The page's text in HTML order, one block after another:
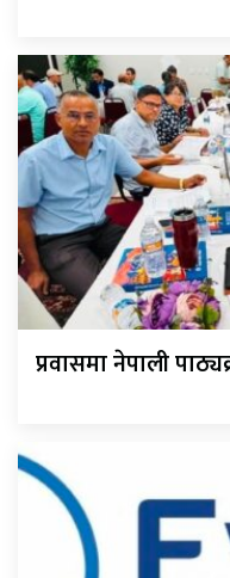
प्रवासमा नेपाली